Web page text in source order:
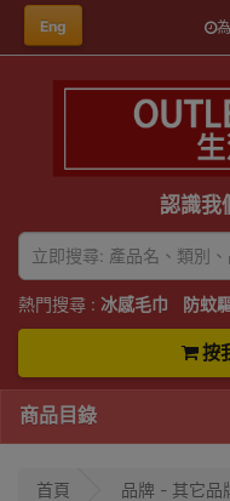
Eng
認識我
熱門搜尋 : 冰感毛巾 防蚊
按
商品目錄
首頁 品牌 - 其它品